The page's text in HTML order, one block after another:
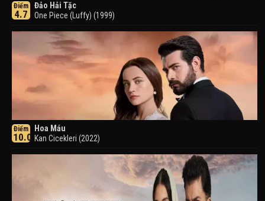
Điểm
4.7
Đảo Hải Tặc
One Piece (Luffy) (1999)
Điểm
10.0
Hoa Máu
Kan Cicekleri (2022)